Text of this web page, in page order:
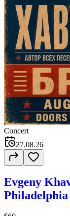
Concert
27.08.26
Evgeny
Philadelphia